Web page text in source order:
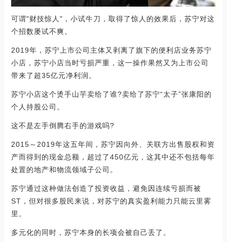
可谓"财技惊人"，小试牛刀，取得了惊人的效果后，苏宁对这
个招数屡试不爽。
2019年，苏宁上市公司主体又剥离了旗下的便利店业务苏宁
小店，苏宁小店当时亏损严重，这一操作果然又为上市公司
带来了超35亿元净利润。
苏宁小店这个烫手山芋卖给了谁?卖给了苏宁“太子”张康阳的
个人持股公司。
这不是左手倒腾右手的游戏吗?
2015～2019年这五年间，苏宁因向外、关联方出售股权和资
产而得到的现金总额，超过了450亿元，这其中还不包括每年
处置的地产和物流领域子公司。
苏宁通过这种做法创造了投资收益，避免因连续亏损而被
ST，但对很多股民来说，对苏宁的真实盈利能力只能云里雾
里。
多元化的同时，苏宁本身的长项会被自己丢了。